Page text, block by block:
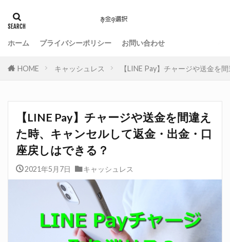
ホーム プライバシーポリシー お問い合わせ
HOME キャッシュレス 【LINE Pay】チャージや送金を
【LINE Pay】チャージや送金を間違え
た時、キャンセルして返金・出金・口
座戻しはできる？
2021年5月7日 キャッシュレス